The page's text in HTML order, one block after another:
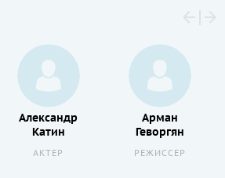
Александр
Катин
АКТЕР
Арман
Геворгян
РЕЖИССЕР